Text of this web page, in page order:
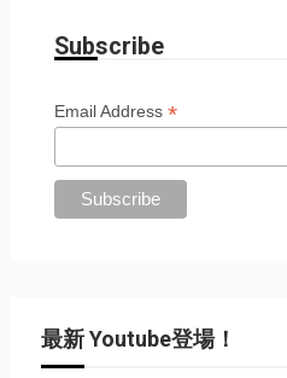
Subscribe
Email Address*
最新 Youtube登場！